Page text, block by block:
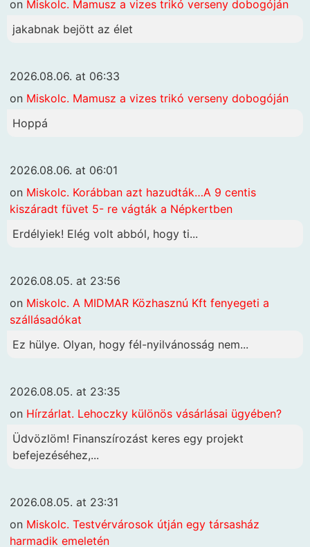
on Miskolc. Mamusz a vizes trikó verseny dobogóján
jakabnak bejött az élet
2026.08.06. at 06:33
on Miskolc. Mamusz a vizes trikó verseny dobogóján
Hoppá
2026.08.06. at 06:01
on Miskolc. Korábban azt hazudták…A 9 centis
kiszáradt füvet 5- re vágták a Népkertben
Erdélyiek! Elég volt abból, hogy ti...
2026.08.05. at 23:56
on Miskolc. A MIDMAR Közhasznú Kft fenyegeti a
szállásadókat
Ez hülye. Olyan, hogy fél-nyilvánosság nem...
2026.08.05. at 23:35
on Hírzárlat. Lehoczky különös vásárlásai ügyében?
Üdvözlöm! Finanszírozást keres egy projekt
befejezéséhez,...
2026.08.05. at 23:31
on Miskolc. Testvérvárosok útján egy társasház
harmadik emeletén